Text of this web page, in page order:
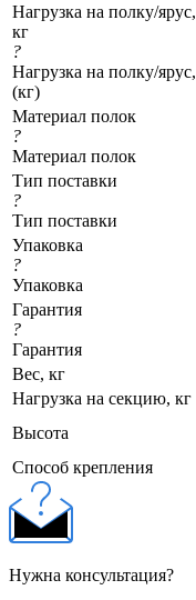
Нагрузка на полку/ярус,
кг
?
Нагрузка на полку/ярус,
(кг)
Материал полок
?
Материал полок
Тип поставки
?
Тип поставки
Упаковка
?
Упаковка
Гарантия
?
Гарантия
Вес, кг
Нагрузка на секцию, кг
Высота
Cпособ крепления
Нужна консультация?